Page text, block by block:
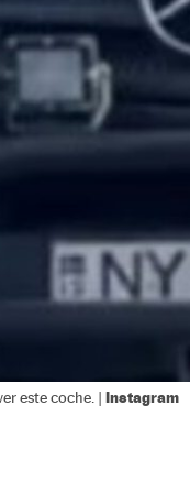
este coche. | Instagram